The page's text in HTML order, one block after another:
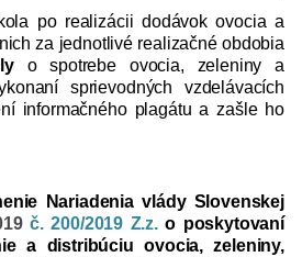
po realizácii dodávok ovocia a
za jednotlivé realizačné obdobia
o spotrebe ovocia, zeleniny a
sprievodných vzdelávacích
informačného plagátu a zašle ho
Nariadenia vlády Slovenskej
č. 200/2019 Z.z.o poskytovaní
a distribúciu ovocia, zeleniny,